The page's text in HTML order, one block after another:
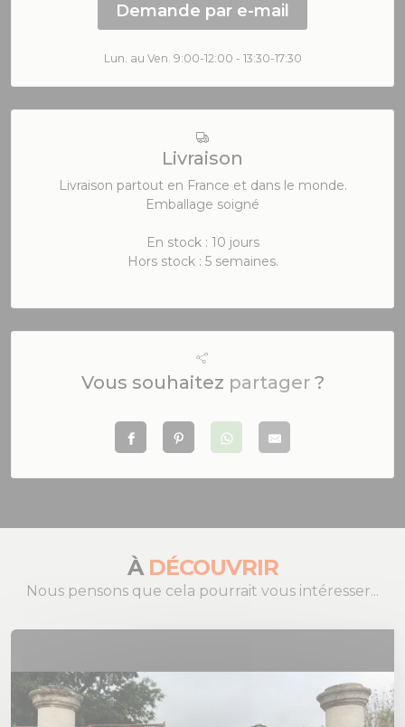
Demande par e-mail
Lun. au Ven. 9:00-12:00 - 13:30-17:30
Livraison
Livraison partout en France et dans le monde.
Emballage soigné
En stock : 10 jours
Hors stock : 5 semaines.
Vous souhaitez partager?
À DÉCOUVRIR
Nous pensons que cela pourrait vous intéresser...